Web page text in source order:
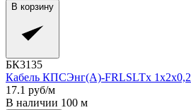
В корзину
БК3135
Кабель КПСЭнг(A)-FRLSLTx 1x2x0,2
17.1 руб/м
В наличии 100 м